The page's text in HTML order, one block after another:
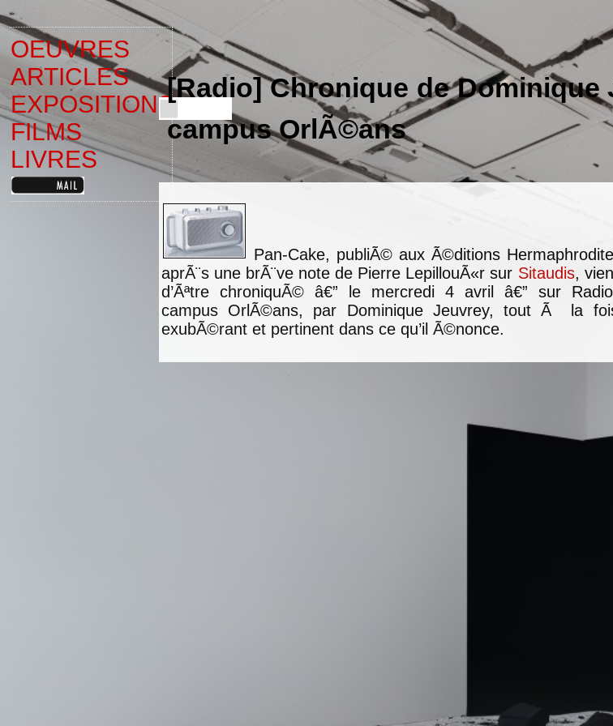
OEUVRES
ARTICLES
EXPOSITIONS
FILMS
LIVRES
[Radio] Chronique de Dominique
campus OrlÃ©ans
Pan-Cake, publiÃ© aux Ã©ditions
aprÃ¨s une brÃ¨ve note de Pierre LepillouÃ«r sur Sitaudis,
d’Ãªtre chroniquÃ© â€” le mercredi 4 avril â€” sur
campus OrlÃ©ans, par Dominique Jeuvrey, tout Ã la
exubÃ©rant et pertinent dans ce qu’il Ã©nonce.